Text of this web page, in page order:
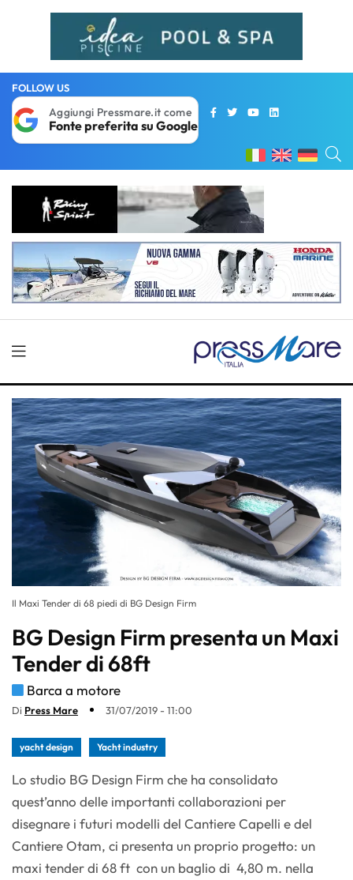
FOLLOW US
Aggiungi Pressmare.it come
Fonte preferita su Google
Il Maxi Tender di 68 piedi di BG Design Firm
BG Design Firm presenta un Maxi
Tender di 68ft
Barca a motore
Di Press Mare 31/07/2019 - 11:00
yacht design Yacht industry
Lo studio BG Design Firm che ha consolidato
quest’anno delle importanti collaborazioni per
disegnare i futuri modelli del Cantiere Capelli e del
Cantiere Otam, ci presenta un proprio progetto: un
maxi tender di 68 ft con un baglio di 4,80 m. nella